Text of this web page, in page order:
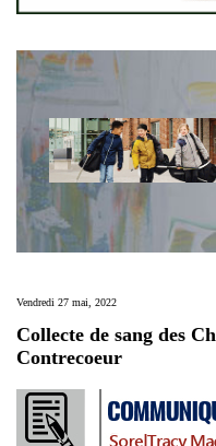
Vendredi 27 mai, 2022
Collecte de sang des
Contrecoeur